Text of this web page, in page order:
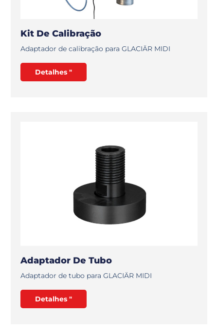
Kit De Calibração
Adaptador de calibração para GLACIÄR MIDI
Detalhes "
Adaptador De Tubo
Adaptador de tubo para GLACIÄR MIDI
Detalhes "